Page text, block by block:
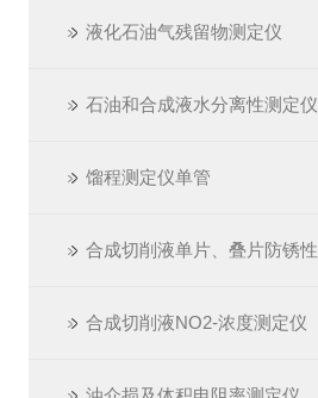
液化石油气残留物测定仪
石油和合成液水分离性测定仪
馏程测定仪单管
合成切削液NO2-浓度测定仪